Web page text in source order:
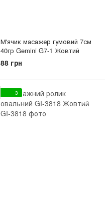
М'ячик масажер гумовий 7см
40гр Gemini G7-1 Жовтий
88 грн
3